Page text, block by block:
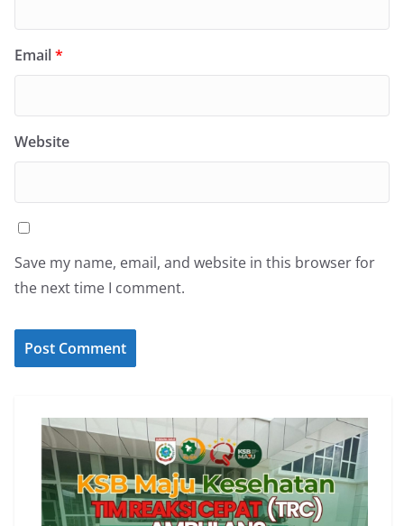
Email*
Website
Save my name, email, and website in this browser for
the next time I comment.